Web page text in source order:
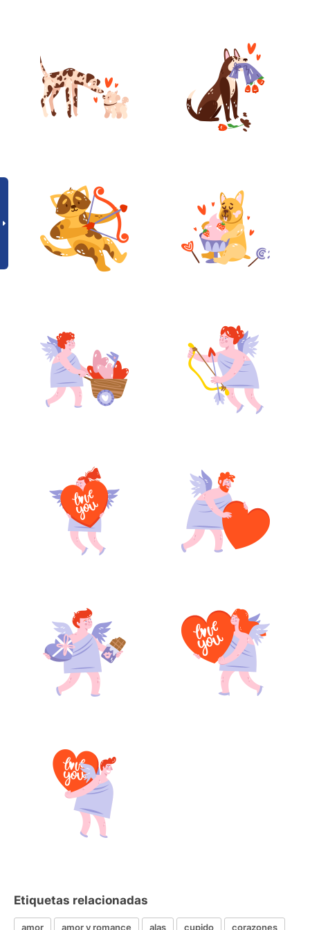
Etiquetas relacionadas
amor amor y romance alas cupido
corazones